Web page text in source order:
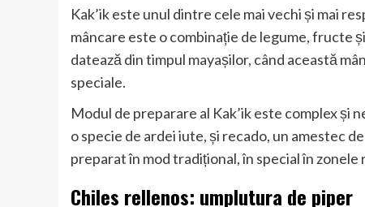
Kak’ik este unul dintre cele mai vechi și mai
mâncare este o combinație de legume, fructe
datează din timpul mayașilor, când această
speciale.
Modul de preparare al Kak’ik este complex și
o specie de ardei iute, și recado, un amestec
preparat în mod tradițional, în special în zonele
Chiles rellenos: umplutura de piper